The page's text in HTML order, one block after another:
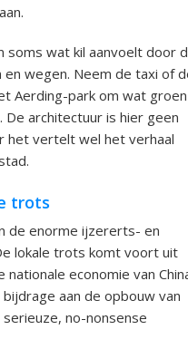
soms wat kil aanvoelt door
en wegen. Neem de taxi of
Aerding-park om wat groen
architectuur is hier geen
het vertelt wel het verhaal
trots
de enorme ijzererts- en
lokale trots komt voort uit
economie van
aan de opbouw van
no-nonsense